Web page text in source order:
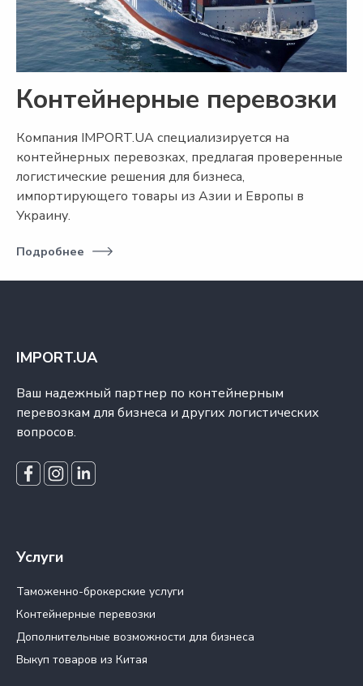
Контейнерные перевозки
Компания IMPORT.UA специализируется на
контейнерных перевозках, предлагая проверенные
логистические решения для бизнеса,
импортирующего товары из Азии и Европы в
Украину.
Подробнее
IMPORT.UA
Ваш надежный партнер по контейнерным
перевозкам для бизнеса и других логистических
вопросов.
Услуги
Таможенно-брокерские услуги
Контейнерные перевозки
Дополнительные возможности для бизнеса
Выкуп товаров из Китая